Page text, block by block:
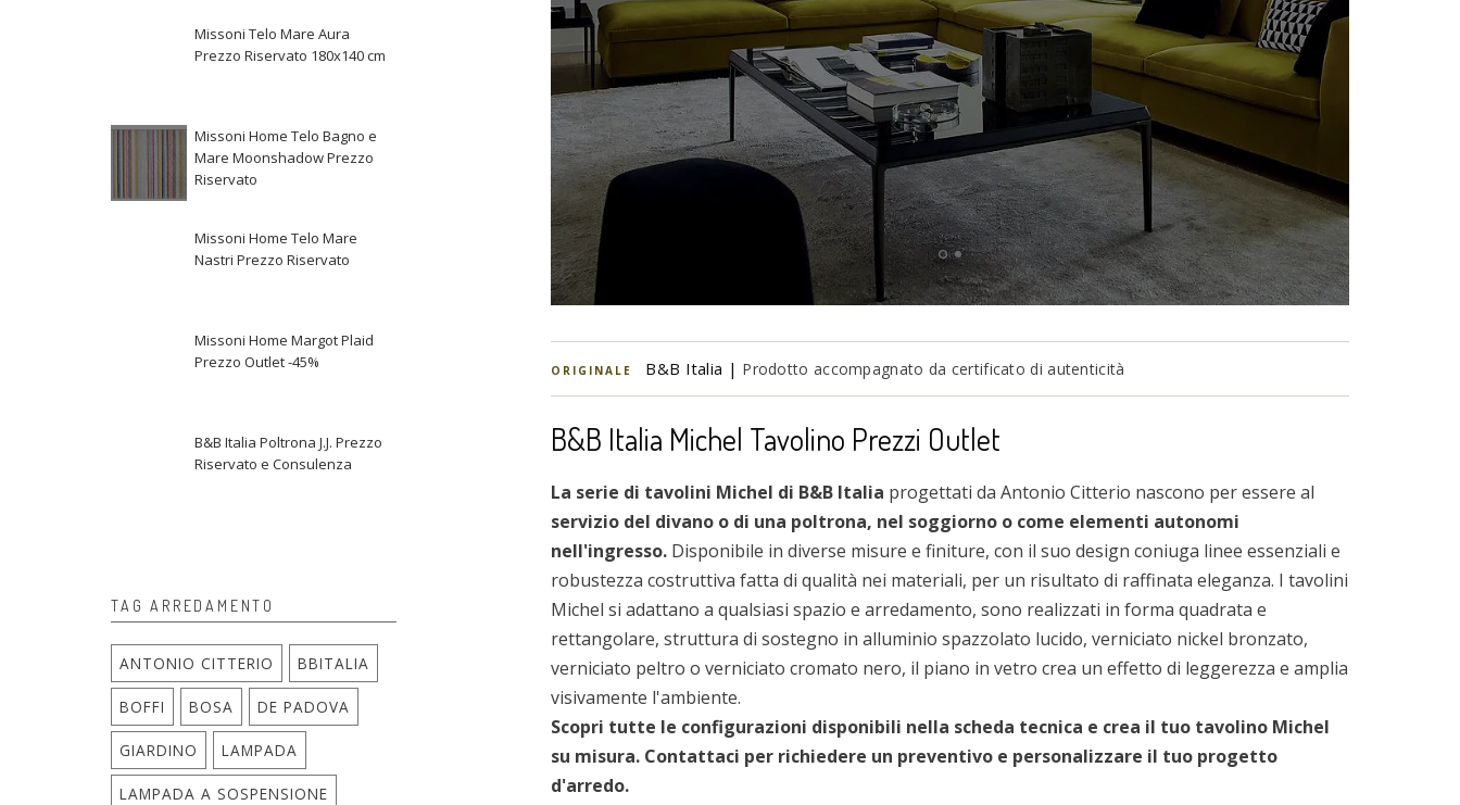
ORIGINALE B&B Italia | Prodotto accompagnato da certificato di autenticità
B&B Italia Michel Tavolino Prezzi Outlet
La serie di tavolini Michel di B&B Italia progettati da Antonio Citterio nascono per essere al
servizio del divano o di una poltrona, nel soggiorno o come elementi autonomi
nell'ingresso. Disponibile in diverse misure e finiture, con il suo design coniuga linee essenziali e
robustezza costruttiva fatta di qualità nei materiali, per un risultato di raffinata eleganza. I tavolini
Michel si adattano a qualsiasi spazio e arredamento, sono realizzati in forma quadrata e
rettangolare, struttura di sostegno in alluminio spazzolato lucido, verniciato nickel bronzato,
verniciato peltro o verniciato cromato nero, il piano in vetro crea un effetto di leggerezza e amplia
visivamente l'ambiente.
Scopri tutte le configurazioni disponibili nella scheda tecnica e crea il tuo tavolino Michel
su misura. Contattaci per richiedere un preventivo e personalizzare il tuo progetto
d'arredo.
Missoni Telo Mare Aura
Prezzo Riservato 180x140 cm
Missoni Home Telo Bagno e
Mare Moonshadow Prezzo
Riservato
Missoni Home Telo Mare
Nastri Prezzo Riservato
Missoni Home Margot Plaid
Prezzo Outlet -45%
B&B Italia Poltrona J.J. Prezzo
Riservato e Consulenza
TAG ARREDAMENTO
ANTONIO CITTERIO BBITALIA
BOFFI BOSA DE PADOVA
GIARDINO LAMPADA
LAMPADA A SOSPENSIONE